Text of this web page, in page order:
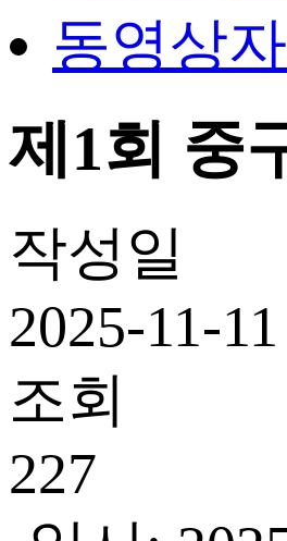
동영상
제1회 중
작성일
2025-11-11
조회
227